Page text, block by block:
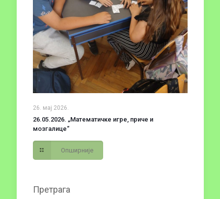
26. мај 2026.
26.05.2026. „Математичке игре, приче и
мозгалице“
Опширније
Претрага